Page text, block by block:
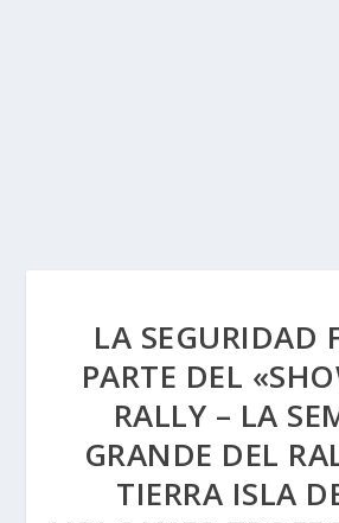
LA SEGURIDAD
PARTE DEL
RALLY – LA
GRANDE DEL
TIERRA ISLA